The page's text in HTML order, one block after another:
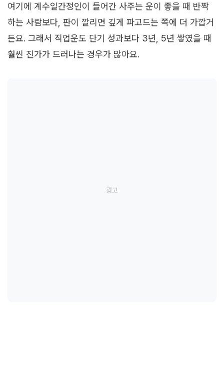
여기에 계수일간정인이 들어간 사주는 운이 좋을 때 반짝
하는 사람보다, 판이 깔리면 깊게 파고드는 쪽에 더 가깝거
든요. 그래서 직업운도 단기 성과보다 3년, 5년 쌓였을 때
훨씬 진가가 드러나는 경우가 많아요.